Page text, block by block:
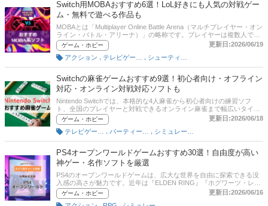
しょう。記事後半には、比較一覧表、通販サイトの売れ筋人気ランキ
ングもあるので、口コミや評判もチェックしてみてください。
Switch用MOBAおすすめ6選！LoL好きにも人気の対戦ゲー
ム・無料で遊べる作品も
MOBAとは「Multiplayer Online Battle Arena（マルチプレイヤー・オン
ライン・バトル・アリーナ）」の略称です。プレイヤーは複数人でチ
ームを組み、敵チームの拠点破壊を目指して戦います。単純なアクシ
ョンゲームとは異なり、仲間との連携や戦略が勝敗を大きく左右する
のが特徴です。PCでは『League of Legends（LoL）』や『Dota 2』が
代表的なタイトルとして知られており、世界的なeスポーツ大会も開
催されています。Nintendo Switchでは『Pokémon UNITE』が代表的
なMOBAとして人気を集めており、初心者でも遊びやすいシステムで
MOBA入門にも適しています。「LoLみたいなゲームをSwitchで遊びた
い」「仲間と協力してオンライン対戦を楽しみたい」という人にぴっ
たりのジャンルです。この記事では、Switchで遊べるMOBA系おすす
めソフトと選び方のポイントをご紹介します。
ゲーム・ホビー
更新日:2026/06/19
アクション
Switchの麻雀ゲームおすすめ9選！初心者向け・オフライン
対応・オンライン対戦対応ソフトも
Nintendo Switchでは、本格的な4人麻雀から初心者向けの練習ソフ
ト、全国のプレイヤーと対戦できるオンライン麻雀まで幅広いタイト
ルが揃っています。ひとりでじっくり麻雀を覚えたい人はもちろん、
家族や友人と楽しみたい人、インターネット対戦で腕を磨きたい人に
もぴったりの作品が見つかるでしょう。この記事では、Nintendo
Switchで遊べるおすすめ麻雀ゲームを厳選して紹介します。オフライ
ン専用ソフト、オンライン対戦対応ソフト、初心者向けタイトル、本
格AI搭載作品まで幅広く掲載しています。また、記事後半には、比較
一覧表、通販サイトの売れ筋人気ランキングもあるので、口コミや評
判もチェックしてみてください。
ゲーム・ホビー
更新日:2026/06/18
PS4オープンワールドゲームおすすめ30選！自由度が高い
神ゲー・名作ソフトを厳選
PS4のオープンワールドゲームは、広大な世界を自由に探索できる没
入感の高さが魅力です。近年は『ELDEN RING』『ホグワーツ・レガ
シー』『Ghost of Tsushima』など、自由度の高いゲームを中心に、
PS4でも長く遊べる神ゲーが数多く登場しています。オープンワール
ゲーム・ホビー
更新日:2026/06/16